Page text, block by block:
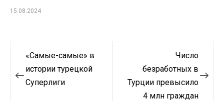
15.08.2024
Навигация
по
записям
«Самые-самые» в
истории турецкой
Суперлиги
Число
безработных в
Турции превысило
4 млн граждан